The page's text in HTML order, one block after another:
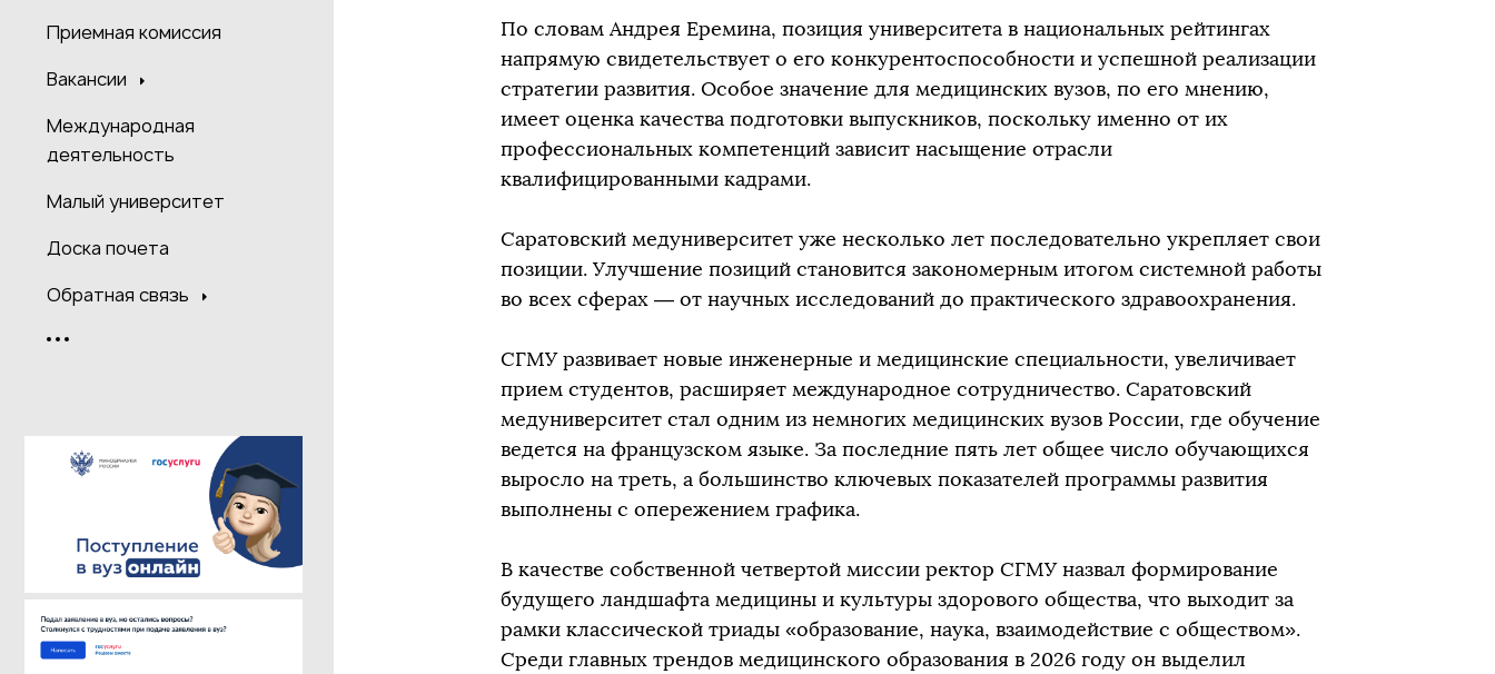
Приемная комиссия
Вакансии
Международная
деятельность
Малый университет
Доска почета
Обратная связь
По словам Андрея Еремина, позиция университета в национальных рейтингах
напрямую свидетельствует о его конкурентоспособности и успешной реализации
стратегии развития. Особое значение для медицинских вузов, по его мнению,
имеет оценка качества подготовки выпускников, поскольку именно от их
профессиональных компетенций зависит насыщение отрасли
квалифицированными кадрами.
Саратовский медуниверситет уже несколько лет последовательно укрепляет свои
позиции. Улучшение позиций становится закономерным итогом системной работы
во всех сферах — от научных исследований до практического здравоохранения.
СГМУ развивает новые инженерные и медицинские специальности, увеличивает
прием студентов, расширяет международное сотрудничество. Саратовский
медуниверситет стал одним из немногих медицинских вузов России, где обучение
ведется на французском языке. За последние пять лет общее число обучающихся
выросло на треть, а большинство ключевых показателей программы развития
выполнены с опережением графика.
В качестве собственной четвертой миссии ректор СГМУ назвал формирование
будущего ландшафта медицины и культуры здорового общества, что выходит за
рамки классической триады «образование, наука, взаимодействие с обществом».
Среди главных трендов медицинского образования в 2026 году он выделил